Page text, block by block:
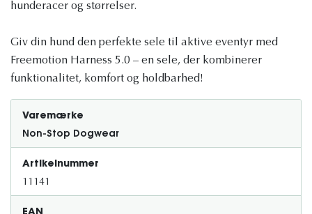
hunderacer og størrelser.
Giv din hund den perfekte sele til aktive eventyr med
Freemotion Harness 5.0 – en sele, der kombinerer
funktionalitet, komfort og holdbarhed!
Varemærke
Non-Stop Dogwear
Artikelnummer
11141